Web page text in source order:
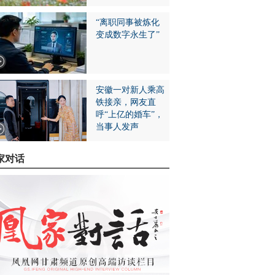
“离职同事被炼化
变成数字永生了”
安徽一对新人乘高
铁接亲，网友直
呼“上亿的婚车”，
当事人发声
对话